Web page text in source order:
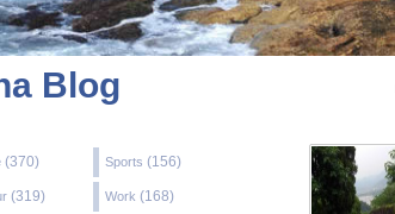
Blog
(370) Sports (156)
(319) Work (168)